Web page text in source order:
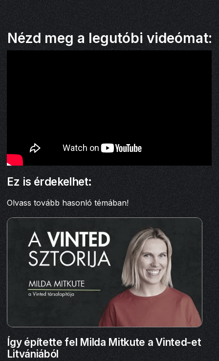
Nézd meg a legutóbi videómat:
Ez is érdekelhet:
Olvass tovább hasonló témában!
Így építette fel Milda Mitkute a Vinted-et
Litvániából